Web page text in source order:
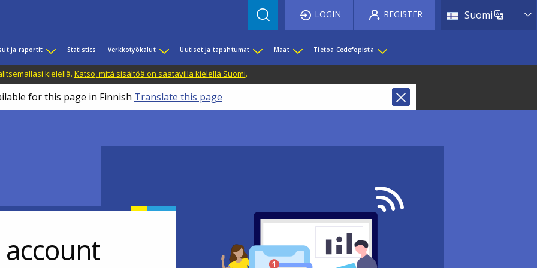
Suomi List
LOGIN REGISTER
ja raportit Statistics Verkkotyökalut Uutiset ja tapahtumat Maat Tietoa Cedefopista
kielellä. Katso, mitä sisältöä on saatavilla kielellä Suomi.
for this page in Finnish Translate this page